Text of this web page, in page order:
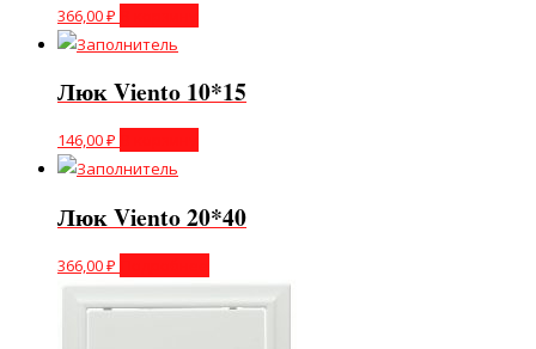
366,00₽
Люк Viento 10*15
146,00₽
Люк Viento 20*40
366,00₽